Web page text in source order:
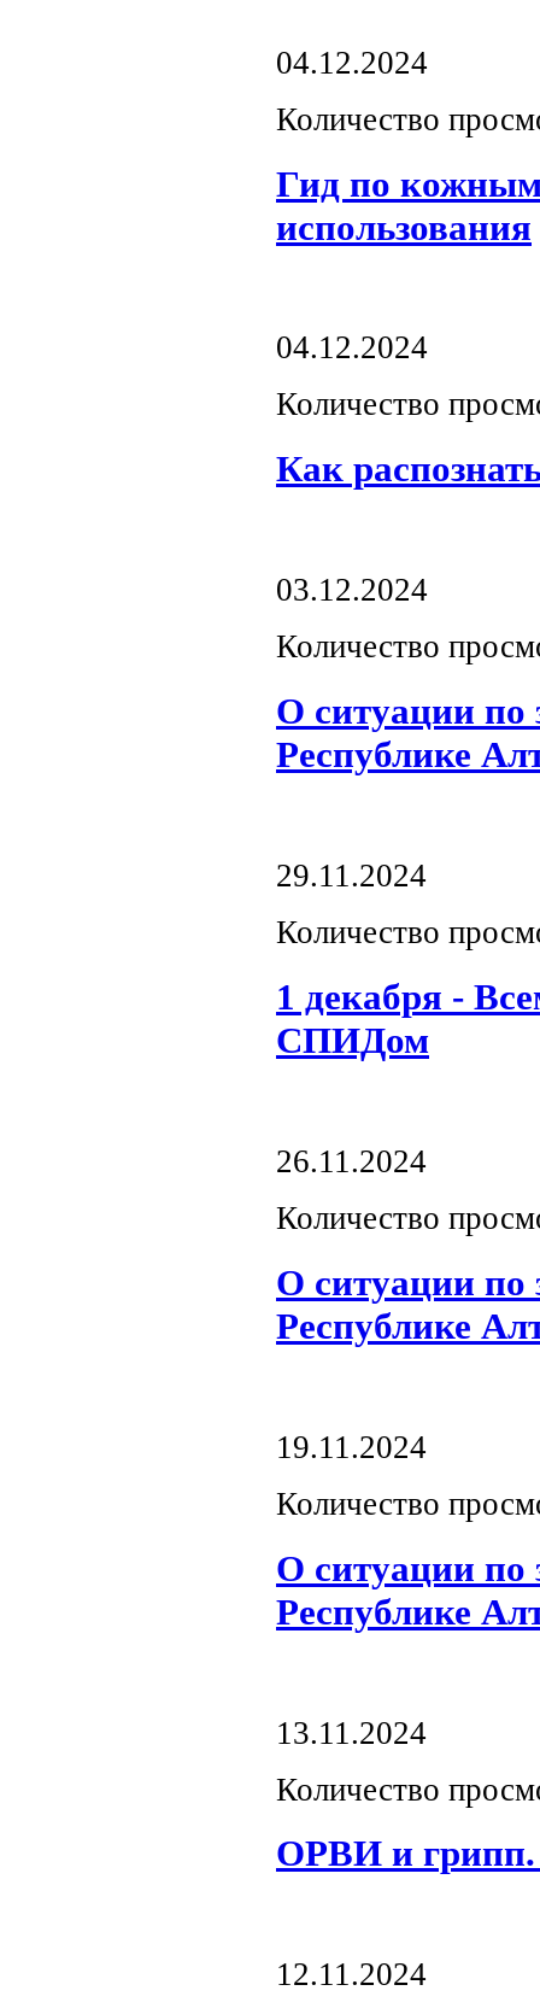
04.12.2024
Количество
Гид по
использования
04.12.2024
Количество
Как
03.12.2024
Количество
О ситуации по
Республике
29.11.2024
Количество
1 декабря -
СПИДом
26.11.2024
Количество
О ситуации по
Республике
19.11.2024
Количество
О ситуации по
Республике
13.11.2024
Количество
ОРВИ и грипп.
12.11.2024